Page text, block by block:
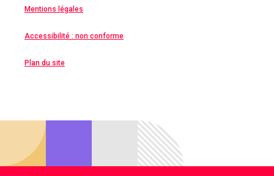
Mentions légales
Accessibilité : non conforme
Plan du site